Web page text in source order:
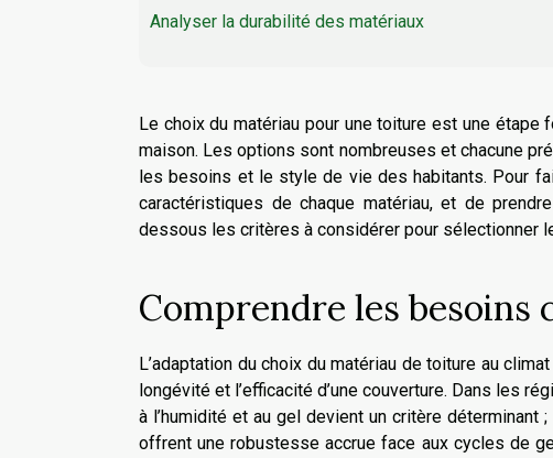
Analyser la durabilité des matériaux
Le choix du matériau pour une toiture est une
maison. Les options sont nombreuses et chacune
les besoins et le style de vie des habitants. Pour
caractéristiques de chaque matériau, et de
dessous les critères à considérer pour sélectionner
Comprendre les besoins
L’adaptation du choix du matériau de toiture au
longévité et l’efficacité d’une couverture. Dans les
à l’humidité et au gel devient un critère déterminant
offrent une robustesse accrue face aux cycles de